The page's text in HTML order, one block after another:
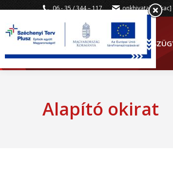
06 - 35 / 344 – 117 onkhivatal [kukac]
Alapító okirat